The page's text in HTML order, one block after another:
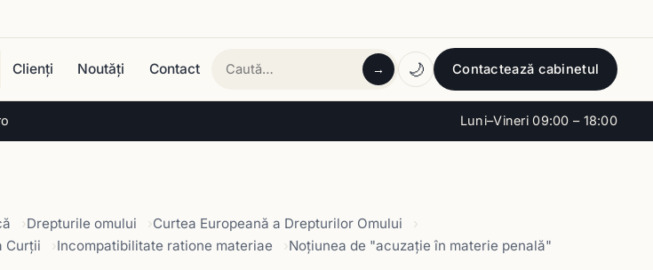
Luni–Vineri 09:00 – 18:00
Clienți Noutăți Contact → 🌙 Contactează cabinetul
Drepturile omului
Curtea Europeană a Drepturilor Omului
Curții
Incompatibilitate ratione materiae Noţiunea de "acuzaţie în materie penală"